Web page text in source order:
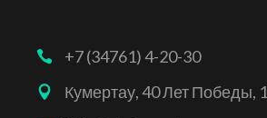
+7 (34761) 4-20-30
Кумертау, 40 Лет Победы, 1